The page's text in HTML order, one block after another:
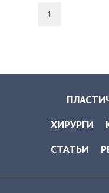
1
ХИРУРГИ
СТАТЬИ